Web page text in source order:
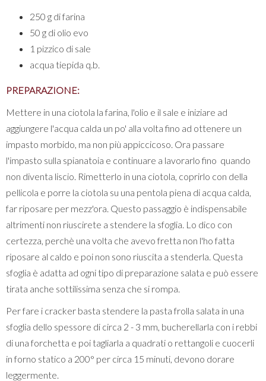
250 g di farina
50 g di olio evo
1 pizzico di sale
acqua tiepida q.b.
PREPARAZIONE:
Mettere in una ciotola la farina, l'olio e il sale e iniziare ad
aggiungere l'acqua calda un po' alla volta fino ad ottenere un
impasto morbido, ma non più appiccicoso. Ora passare
l'impasto sulla spianatoia e continuare a lavorarlo fino quando
non diventa liscio. Rimetterlo in una ciotola, coprirlo con della
pellicola e porre la ciotola su una pentola piena di acqua calda,
far riposare per mezz'ora. Questo passaggio è indispensabile
altrimenti non riuscirete a stendere la sfoglia. Lo dico con
certezza, perchè una volta che avevo fretta non l'ho fatta
riposare al caldo e poi non sono riuscita a stenderla. Questa
sfoglia è adatta ad ogni tipo di preparazione salata e può essere
tirata anche sottilissima senza che si rompa.
Per fare i cracker basta stendere la pasta frolla salata in una
sfoglia dello spessore di circa 2 - 3 mm, bucherellarla con i rebbi
di una forchetta e poi tagliarla a quadrati o rettangoli e cuocerli
in forno statico a 200° per circa 15 minuti, devono dorare
leggermente.